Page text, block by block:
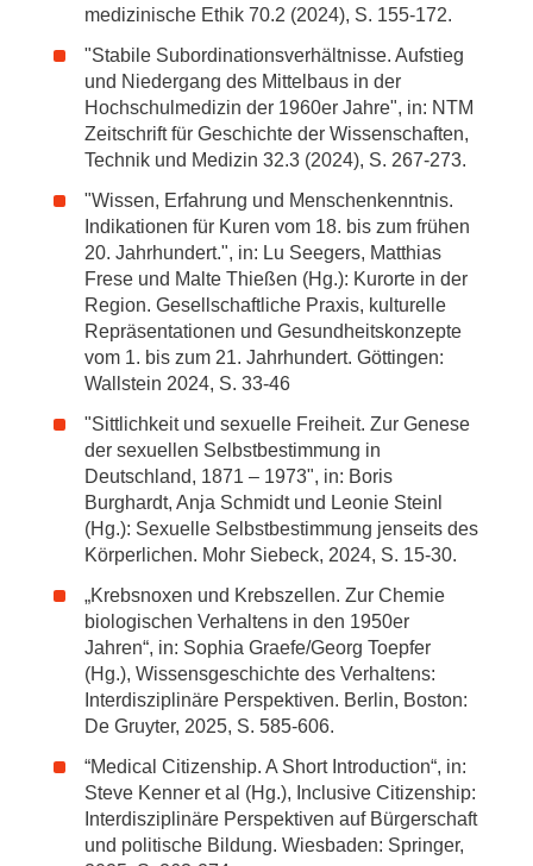
medizinische Ethik 70.2 (2024), S. 155-172.
"Stabile Subordinationsverhältnisse. Aufstieg
und Niedergang des Mittelbaus in der
Hochschulmedizin der 1960er Jahre", in: NTM
Zeitschrift für Geschichte der Wissenschaften,
Technik und Medizin 32.3 (2024), S. 267-273.
"Wissen, Erfahrung und Menschenkenntnis.
Indikationen für Kuren vom 18. bis zum frühen
20. Jahrhundert.", in: Lu Seegers, Matthias
Frese und Malte Thießen (Hg.): Kurorte in der
Region. Gesellschaftliche Praxis, kulturelle
Repräsentationen und Gesundheitskonzepte
vom 1. bis zum 21. Jahrhundert. Göttingen:
Wallstein 2024, S. 33-46
"Sittlichkeit und sexuelle Freiheit. Zur Genese
der sexuellen Selbstbestimmung in
Deutschland, 1871 – 1973", in: Boris
Burghardt, Anja Schmidt und Leonie Steinl
(Hg.): Sexuelle Selbstbestimmung jenseits des
Körperlichen. Mohr Siebeck, 2024, S. 15-30.
„Krebsnoxen und Krebszellen. Zur Chemie
biologischen Verhaltens in den 1950er
Jahren“, in: Sophia Graefe/Georg Toepfer
(Hg.), Wissensgeschichte des Verhaltens:
Interdisziplinäre Perspektiven. Berlin, Boston:
De Gruyter, 2025, S. 585-606.
“Medical Citizenship. A Short Introduction“, in:
Steve Kenner et al (Hg.), Inclusive Citizenship:
Interdisziplinäre Perspektiven auf Bürgerschaft
und politische Bildung. Wiesbaden: Springer,